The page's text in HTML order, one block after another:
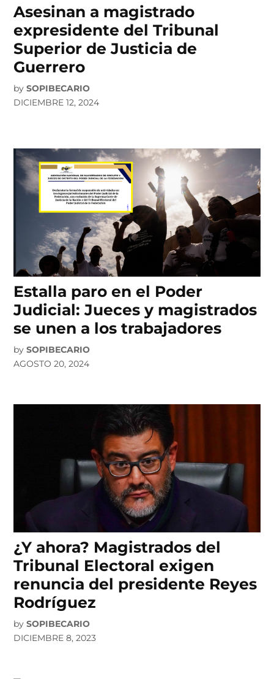
Asesinan a magistrado
expresidente del Tribunal
Superior de Justicia de
Guerrero
by SOPIBECARIO
DICIEMBRE 12, 2024
Estalla paro en el Poder
Judicial: Jueces y magistrados
se unen a los trabajadores
by SOPIBECARIO
AGOSTO 20, 2024
¿Y ahora? Magistrados del
Tribunal Electoral exigen
renuncia del presidente Reyes
Rodríguez
by SOPIBECARIO
DICIEMBRE 8, 2023